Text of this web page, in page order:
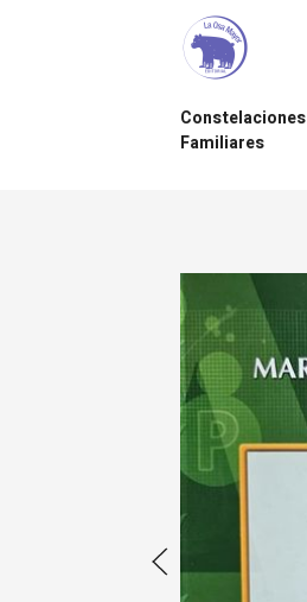
Constelaciones
Familiares